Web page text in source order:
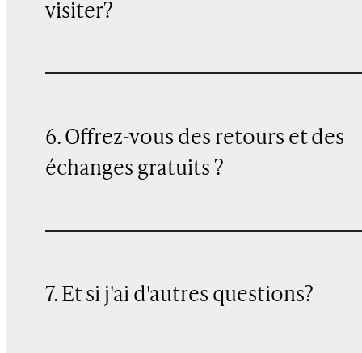
visiter?
6. Offrez-vous des retours et des
échanges gratuits ?
7. Et si j'ai d'autres questions?